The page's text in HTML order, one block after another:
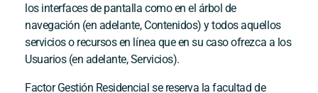
los interfaces de pantalla como en el árbol de
navegación (en adelante, Contenidos) y todos aquellos
servicios o recursos en línea que en su caso ofrezca a los
Usuarios (en adelante, Servicios).
Factor Gestión Residencial se reserva la facultad de